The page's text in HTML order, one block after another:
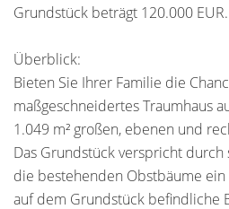
Grundstück beträgt 120.000 EUR.
Überblick:
Bieten Sie Ihrer Familie die
maßgeschneidertes Traumhaus
1.049 m² großen, ebenen und
Das Grundstück verspricht durch
die bestehenden Obstbäume ein
auf dem Grundstück befindliche